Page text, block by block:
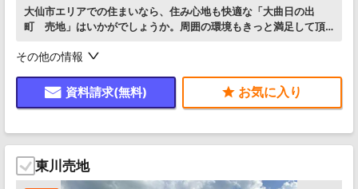
大仙市エリアでの住まいなら、住み心地も快適な「大曲日の出
町 売地」はいかがでしょうか。周囲の環境もきっと満足して頂
ので、土地購入をご検討の方
その他の情報
資料請求(無料)
東川売地